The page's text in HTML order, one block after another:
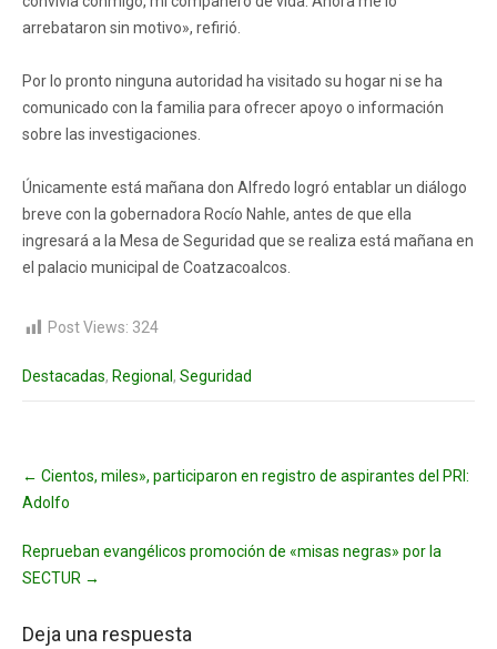
arrebataron sin motivo», refirió.
Por lo pronto ninguna autoridad ha visitado su hogar ni se ha
comunicado con la familia para ofrecer apoyo o información
sobre las investigaciones.
Únicamente está mañana don Alfredo logró entablar un diálogo
breve con la gobernadora Rocío Nahle, antes de que ella
ingresará a la Mesa de Seguridad que se realiza está mañana en
el palacio municipal de Coatzacoalcos.
Post Views: 324
Destacadas, Regional, Seguridad
navigation
← Cientos, miles», participaron en registro de aspirantes del PRI:
Adolfo
Reprueban evangélicos promoción de «misas negras» por la
SECTUR →
Deja una respuesta